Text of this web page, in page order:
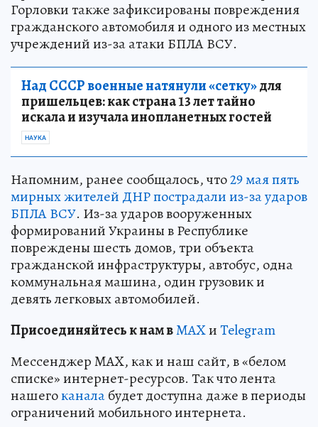
Горловки также зафиксированы повреждения
гражданского автомобиля и одного из местных
учреждений из-за атаки БПЛА ВСУ.
Над СССР военные натянули «сетку»для
пришельцев: как страна 13 лет тайно
искала и изучала инопланетных гостей
НАУКА
Напомним, ранее сообщалось, что29 мая пять
мирных жителей ДНР пострадали из-за ударов
БПЛА ВСУ. Из-за ударов вооруженных
формирований Украины в Республике
повреждены шесть домов, три объекта
гражданской инфраструктуры, автобус, одна
коммунальная машина, один грузовик и
девять легковых автомобилей.
Присоединяйтесь к нам вMAXиTelegram
Мессенджер MAX, как и наш сайт, в «белом
списке» интернет-ресурсов. Так что лента
нашегоканалабудет доступна даже в периоды
ограничений мобильного интернета.